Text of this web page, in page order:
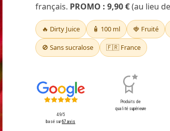
français. PROMO : 9,90 €(au lieu
🔥 Dirty Juice 🧴 100 ml 🍓 Fruité
🚫 Sans sucralose 🇫🇷 France
4.9/5
basé sur67 avis
Produits de
qualité supérieure